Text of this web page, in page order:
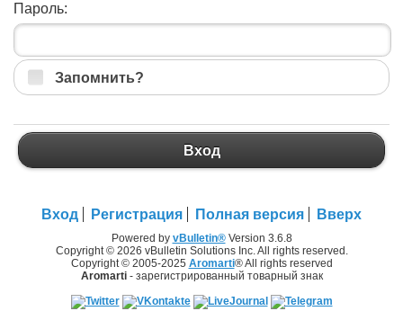
Пароль:
Запомнить?
Вход
Вход Регистрация Полная версия Вверх
Powered by vBulletin®Version 3.6.8
Copyright © 2026 vBulletin Solutions Inc. All rights reserved.
Copyright © 2005-2025 Aromarti® All rights reserved
Aromarti- зарегистрированный товарный знак